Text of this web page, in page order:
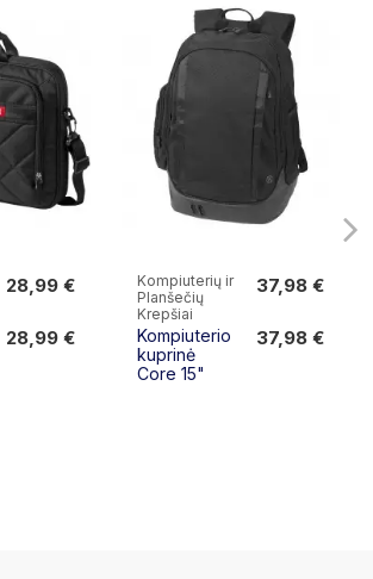
28,99 €
28,99 €
Kompiuterių ir
Planšečių
Krepšiai
Kompiuterio
kuprinė
Core 15"
37,98 €
37,98 €